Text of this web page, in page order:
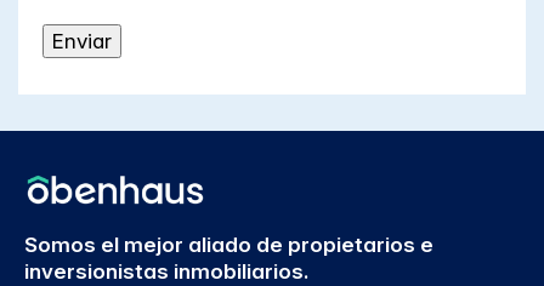
Somos el mejor aliado de propietarios e
inversionistas inmobiliarios.